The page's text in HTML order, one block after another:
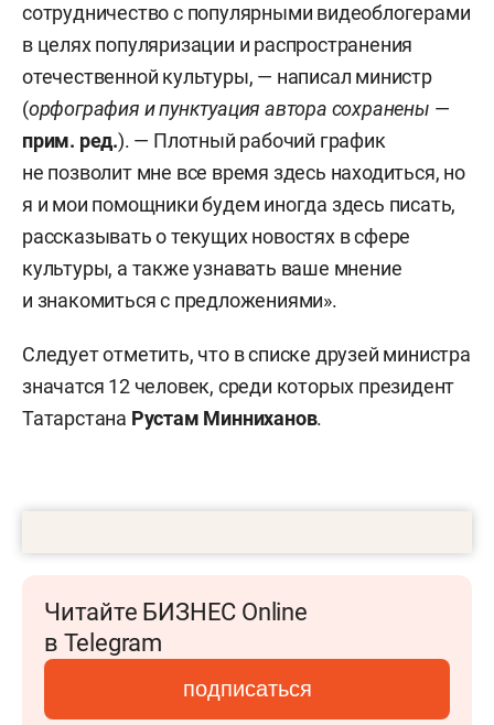
сотрудничество с популярными видеоблогерами
в целях популяризации и распространения
отечественной культуры, — написал министр
(орфография и пунктуация автора сохранены —
прим. ред.). — Плотный рабочий график
не позволит мне все время здесь находиться, но
я и мои помощники будем иногда здесь писать,
рассказывать о текущих новостях в сфере
культуры, а также узнавать ваше мнение
и знакомиться с предложениями».
Следует отметить, что в списке друзей министра
значатся 12 человек, среди которых президент
Татарстана Рустам Минниханов.
Читайте БИЗНЕС Online
в Telegram
подписаться